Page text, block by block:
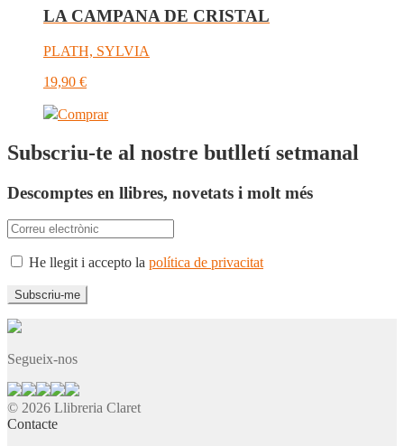
LA CAMPANA DE CRISTAL
PLATH, SYLVIA
19,90 €
Comprar
Subscriu-te al nostre butlletí setmanal
Descomptes en llibres, novetats i molt més
He llegit i accepto la política de privacitat
Segueix-nos
© 2026 Llibreria Claret
Contacte